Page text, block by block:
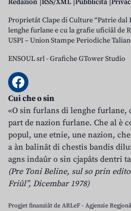
Redazion RSS/XML Pubblicità
Proprietât Clape di Culture “Patrie
lenghe furlane e cu la grafie uficiâl de
USPI – Union Stampe Periodiche
ENSOUL srl-Grafiche GTower Studio
Cui che o sin
«O sin furlans di lenghe furlane,
part de nazion furlane. Che al è
popul, une etnie, une nazion,
a àn balinât di chestis bandis
agns indaûr o sin cjapâts dentri
(Pre Toni Beline, sul so prin
Friûl”, Dicembar 1978)
Progjet finanziât de ARLeF - Agjenzie